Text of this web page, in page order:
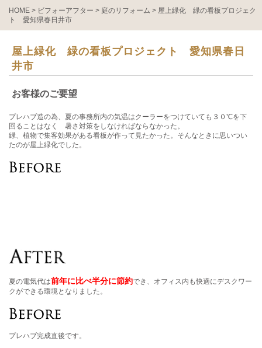
HOME > ビフォーアフター > 庭のリフォーム > 屋上緑化 緑の看板プロジェク
ト 愛知県春日井市
屋上緑化 緑の看板プロジェクト 愛知県春日
井市
お客様のご要望
プレハブ造の為、夏の事務所内の気温はクーラーをつけていても３０℃を下
回ることはなく 暑さ対策をしなければならなかった。
緑、植物で集客効果がある看板が作って見たかった。そんなときに思いつい
たのが屋上緑化でした。
夏の電気代は前年に比べ半分に節約でき、オフィス内も快適にデスクワー
クができる環境となりました。
プレハブ完成直後です。